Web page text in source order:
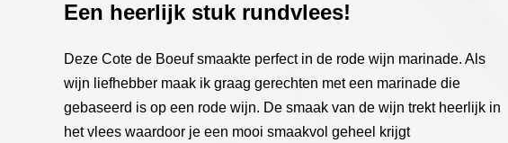
Een heerlijk stuk rundvlees!
Deze Cote de Boeuf smaakte perfect in de rode wijn marinade. Als
wijn liefhebber maak ik graag gerechten met een marinade die
gebaseerd is op een rode wijn. De smaak van de wijn trekt heerlijk in
het vlees waardoor je een mooi smaakvol geheel krijgt